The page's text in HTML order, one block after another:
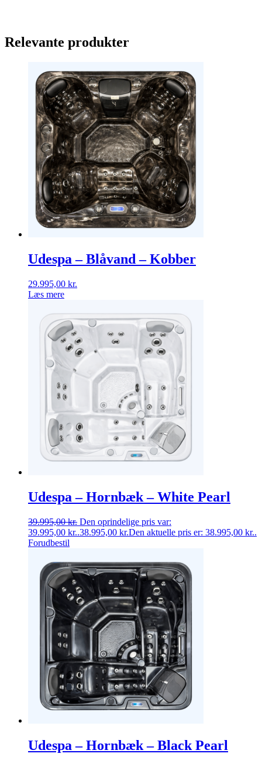
Relevante produkter
Udespa – Blåvand – Kobber
29.995,00 kr.
Læs mere
Udespa – Hornbæk – White Pearl
39.995,00kr. Den oprindelige pris var:
39.995,00 kr..38.995,00 kr.Den aktuelle pris er: 38.995,00 kr..
Forudbestil
Udespa – Hornbæk – Black Pearl